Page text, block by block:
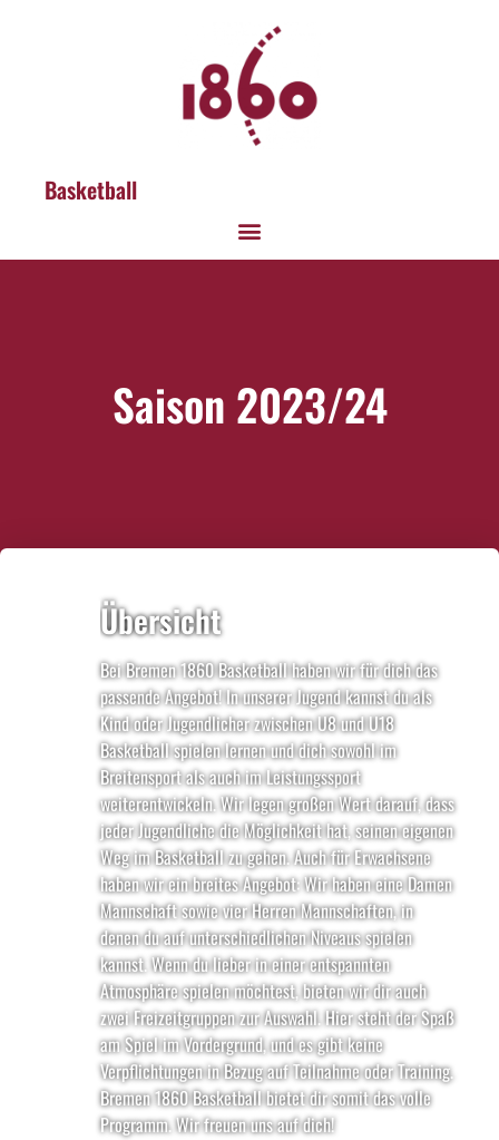
Basketball
Saison 2023/24
Übersicht
Bei Bremen 1860 Basketball haben wir für dich das
passende Angebot! In unserer Jugend kannst du als
Kind oder Jugendlicher zwischen U8 und U18
Basketball spielen lernen und dich sowohl im
Breitensport als auch im Leistungssport
weiterentwickeln. Wir legen großen Wert darauf, dass
jeder Jugendliche die Möglichkeit hat, seinen eigenen
Weg im Basketball zu gehen. Auch für Erwachsene
haben wir ein breites Angebot: Wir haben eine Damen
Mannschaft sowie vier Herren Mannschaften, in
denen du auf unterschiedlichen Niveaus spielen
kannst. Wenn du lieber in einer entspannten
Atmosphäre spielen möchtest, bieten wir dir auch
zwei Freizeitgruppen zur Auswahl. Hier steht der Spaß
am Spiel im Vordergrund, und es gibt keine
Verpflichtungen in Bezug auf Teilnahme oder Training.
Bremen 1860 Basketball bietet dir somit das volle
Programm. Wir freuen uns auf dich!